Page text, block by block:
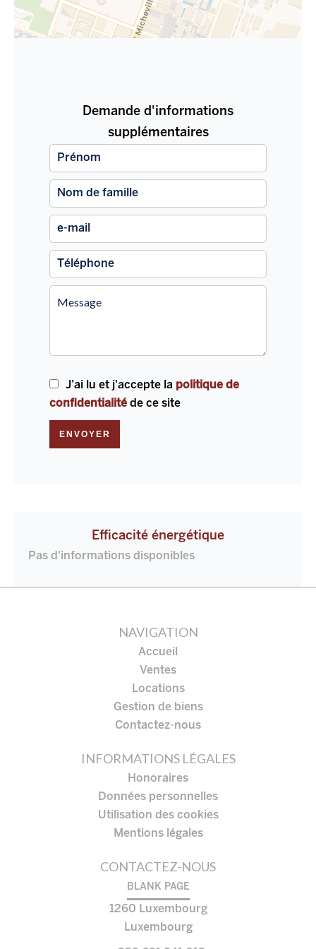
Demande d'informations
supplémentaires
J’ai lu et j'accepte la politique de
confidentialité de ce site
ENVOYER
Efficacité énergétique
Pas d'informations disponibles
NAVIGATION
Accueil
Ventes
Locations
Gestion de biens
Contactez-nous
INFORMATIONS LÉGALES
Honoraires
Données personnelles
Utilisation des cookies
Mentions légales
CONTACTEZ-NOUS
BLANK PAGE
1260 Luxembourg
Luxembourg